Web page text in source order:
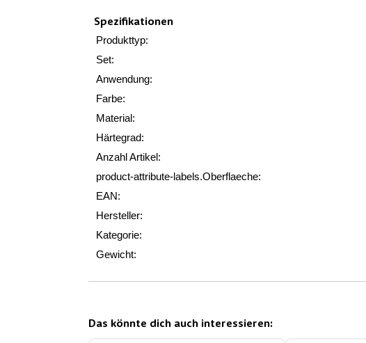
Spezifikationen
Produkttyp:
Set:
Anwendung:
Farbe:
Material:
Härtegrad:
Anzahl Artikel:
product-attribute-labels.Oberflaeche:
EAN:
Hersteller:
Kategorie:
Gewicht:
Das könnte dich auch interessieren: